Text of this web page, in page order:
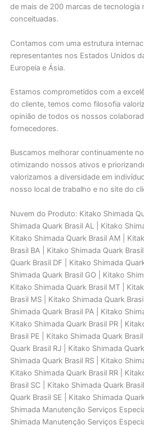
de mais de 200 marcas de tecnologia
conceituadas.
Contamos com uma estrutura
representantes nos Estados Unidos
Europeia e Ásia.
Estamos comprometidos com a
do cliente, temos como filosofia
opinião de todos os nossos
fornecedores.
Buscamos melhorar continuamente
otimizando nossos ativos e
valorizamos a diversidade em
nosso local de trabalho e no site do
Nuvem do Produto: Kitako Shimada
Shimada Quark Brasil AL | Kitako
Kitako Shimada Quark Brasil AM |
Brasil BA | Kitako Shimada Quark
Quark Brasil DF | Kitako Shimada
Shimada Quark Brasil GO | Kitako
Kitako Shimada Quark Brasil MT |
Brasil MS | Kitako Shimada Quark
Shimada Quark Brasil PA | Kitako
Kitako Shimada Quark Brasil PR |
Brasil PE | Kitako Shimada Quark
Quark Brasil RJ | Kitako Shimada
Shimada Quark Brasil RS | Kitako
Kitako Shimada Quark Brasil RR |
Brasil SC | Kitako Shimada Quark
Quark Brasil SE | Kitako Shimada
Shimada Manutenção Serviços
Shimada Manutenção Serviços